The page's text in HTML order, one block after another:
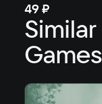
49 ₽
Similar
Games